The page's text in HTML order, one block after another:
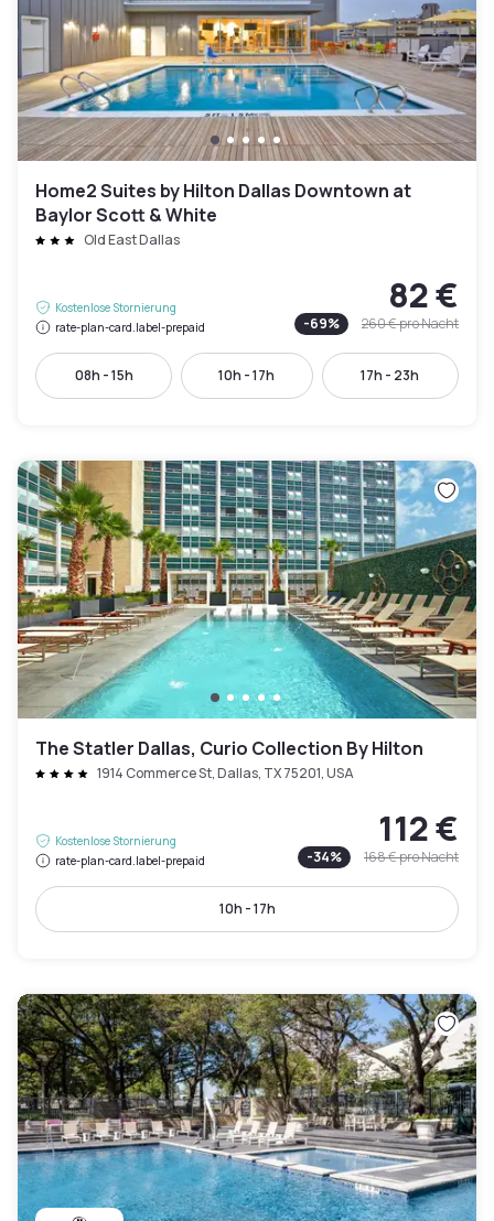
Home2 Suites by Hilton Dallas Downtown at
Baylor Scott & White
Old East Dallas
Kostenlose Stornierung
rate-plan-card.label-prepaid
82 €
-69% 260 €pro Nacht
08h - 15h 10h - 17h 17h - 23h
The Statler Dallas, Curio Collection By Hilton
1914 Commerce St, Dallas, TX 75201, USA
Kostenlose Stornierung
rate-plan-card.label-prepaid
112 €
-34% 168 €pro Nacht
10h - 17h